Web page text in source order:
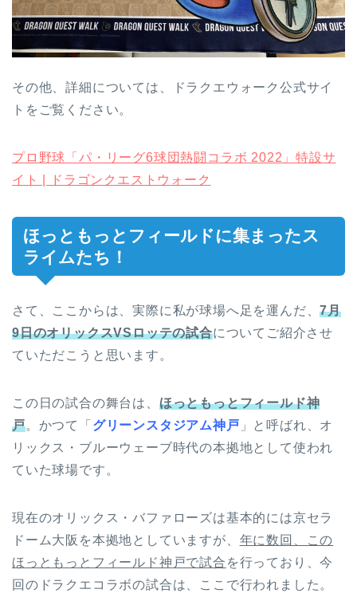
その他、詳細については、ドラクエウォーク公式サイ
トをご覧ください。
プロ野球「パ・リーグ6球団熱闘コラボ 2022」特設サ
イト | ドラゴンクエストウォーク
ほっともっとフィールドに集まったス
ライムたち！
さて、ここからは、実際に私が球場へ足を運んだ、7月
9日のオリックスVSロッテの試合についてご紹介させ
ていただこうと思います。
この日の試合の舞台は、 ほっともっとフィールド神
戸。かつて「 グリーンスタジアム神戸 」と呼ばれ、オ
リックス・ブルーウェーブ時代の本拠地として使われ
ていた球場です。
現在のオリックス・バファローズは基本的には京セラ
ドーム大阪を本拠地としていますが、 年に数回、この
ほっともっとフィールド神戸で試合 を行っており、今
回のドラクエコラボの試合は、ここで行われました。